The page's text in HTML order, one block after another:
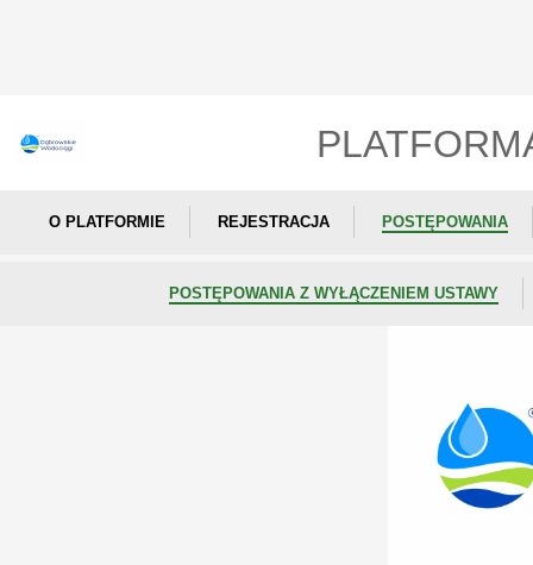
O PLATFORMIE REJESTRACJA POSTĘPOWANIA
POSTĘPOWANIA Z WYŁĄCZENIEM USTAWY